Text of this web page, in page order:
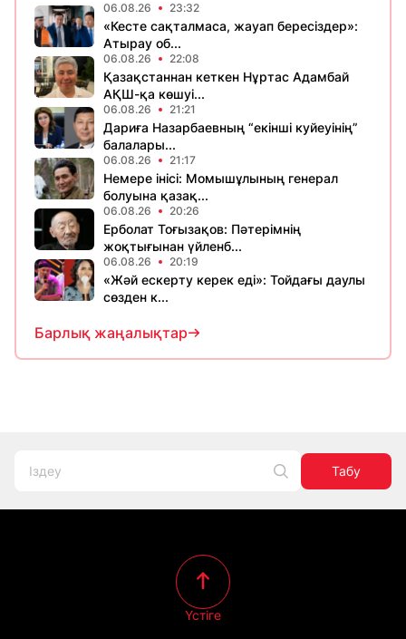
06.08.26 23:32
«Кесте сақталмаса, жауап бересіздер»:
Атырау об...
06.08.26 22:08
Қазақстаннан кеткен Нұртас Адамбай
АҚШ-қа көшуі...
06.08.26 21:21
Дариға Назарбаевның “екінші куйеуінің”
балалары...
06.08.26 21:17
Немере інісі: Момышұлының генерал
болуына қазақ...
06.08.26 20:26
Ерболат Тоғызақов: Пәтерімнің
жоқтығынан үйленб...
06.08.26 20:19
«Жәй ескерту керек еді»: Тойдағы даулы
сөзден к...
Барлық жаңалықтар
Табу
Үстіге